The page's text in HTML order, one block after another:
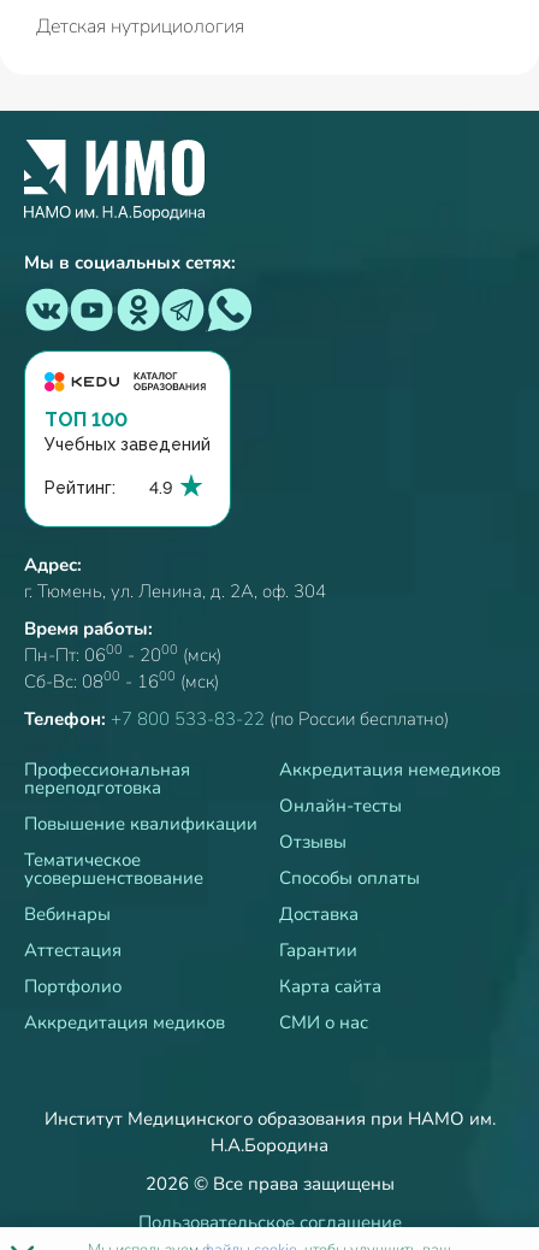
Детская нутрициология
Мы в социальных сетях:
ТОП 100
Учебных заведений
Рейтинг: 4.9
Адрес:
г. Тюмень, ул. Ленина, д. 2А, оф. 304
Время работы:
Пн-Пт: 0600 - 2000 (мск)
Сб-Вс: 0800 - 1600 (мск)
Телефон: +7 800 533-83-22 (по России бесплатно)
Профессиональная
переподготовка
Повышение квалификации
Тематическое
усовершенствование
Вебинары
Аттестация
Портфолио
Аккредитация медиков
Аккредитация немедиков
Онлайн-тесты
Отзывы
Способы оплаты
Доставка
Гарантии
Карта сайта
СМИ о нас
Институт Медицинского образования при НАМО им.
Н.А.Бородина
2026 © Все права защищены
Пользовательское соглашение